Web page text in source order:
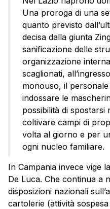
Una proroga di una
quanto previsto
decisa dalla giunta
sanificazione delle
organizzazione
scaglionati,
monouso, il personale
indossare le
possibilità di
coltivare campi di
volta al giorno e per
ogni nucleo familiare.
In Campania invece vige
De Luca. Che continua a
disposizioni nazionali
cartolerie (attività